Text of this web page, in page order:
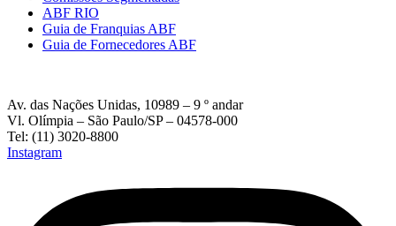
ABF RIO
Guia de Franquias ABF
Guia de Fornecedores ABF
Av. das Nações Unidas, 10989 – 9 º andar
Vl. Olímpia – São Paulo/SP – 04578-000
Tel: (11) 3020-8800
Instagram